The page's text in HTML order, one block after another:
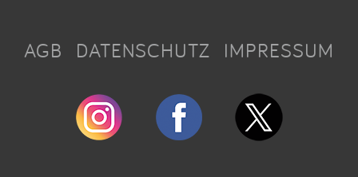
AGB DATENSCHUTZ IMPRESSUM